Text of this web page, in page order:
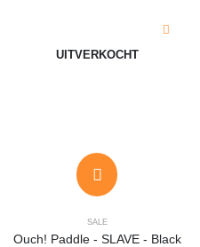
UITVERKOCHT
SALE
Ouch! Paddle - SLAVE - Black